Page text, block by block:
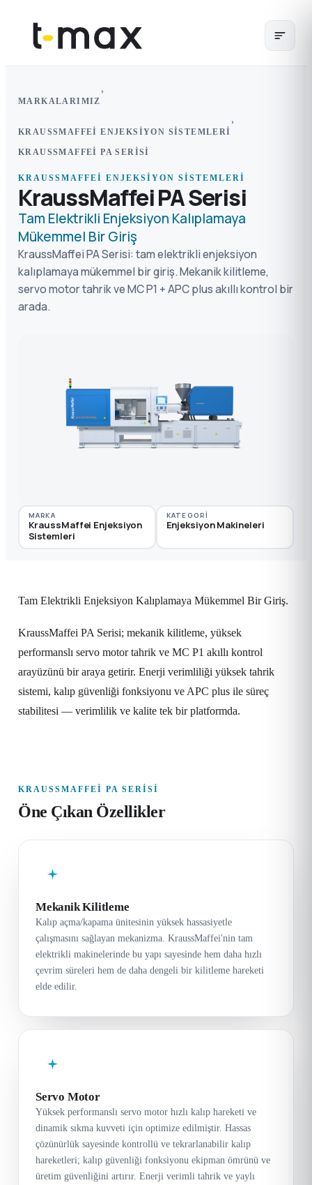
MARKALARIMIZ
›
KRAUSSMAFFEI ENJEKSIYON SISTEMLERI
›
KRAUSSMAFFEI PA SERISI
KRAUSSMAFFEI ENJEKSIYON SISTEMLERI
KraussMaffei PA Serisi
Tam Elektrikli Enjeksiyon Kalıplamaya
Mükemmel Bir Giriş
KraussMaffei PA Serisi: tam elektrikli enjeksiyon
kalıplamaya mükemmel bir giriş. Mekanik kilitleme,
servo motor tahrik ve MC P1 + APC plus akıllı kontrol bir
arada.
MARKA
KraussMaffei Enjeksiyon
Sistemleri
KATEGORI
Enjeksiyon Makineleri
Tam Elektrikli Enjeksiyon Kalıplamaya Mükemmel Bir Giriş.
KraussMaffei PA Serisi; mekanik kilitleme, yüksek
performanslı servo motor tahrik ve MC P1 akıllı kontrol
arayüzünü bir araya getirir. Enerji verimliliği yüksek tahrik
sistemi, kalıp güvenliği fonksiyonu ve APC plus ile süreç
stabilitesi — verimlilik ve kalite tek bir platformda.
KRAUSSMAFFEI PA SERISI
Öne Çıkan Özellikler
Mekanik Kilitleme
Kalıp açma/kapama ünitesinin yüksek hassasiyetle
çalışmasını sağlayan mekanizma. KraussMaffei'nin tam
elektrikli makinelerinde bu yapı sayesinde hem daha hızlı
çevrim süreleri hem de daha dengeli bir kilitleme hareketi
elde edilir.
Servo Motor
Yüksek performanslı servo motor hızlı kalıp hareketi ve
dinamik sıkma kuvveti için optimize edilmiştir. Hassas
çözünürlük sayesinde kontrollü ve tekrarlanabilir kalıp
hareketleri; kalıp güvenliği fonksiyonu ekipman ömrünü ve
üretim güvenliğini artırır. Enerji verimli tahrik ve yaylı